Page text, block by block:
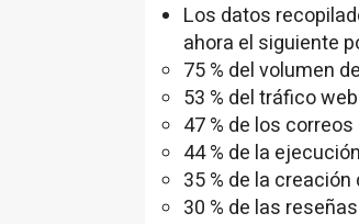
Los datos
ahora el siguiente
75 % del volumen
53 % del tráfico web
47 % de los
44 % de la
35 % de la
30 % de las